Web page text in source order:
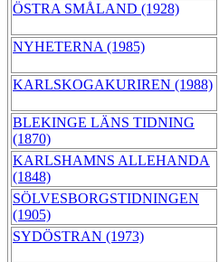
ÖSTRA SMÅLAND (1928)
NYHETERNA (1985)
KARLSKOGAKURIREN (1988)
BLEKINGE LÄNS TIDNING
(1870)
KARLSHAMNS ALLEHANDA
(1848)
SÖLVESBORGSTIDNINGEN
(1905)
SYDÖSTRAN (1973)